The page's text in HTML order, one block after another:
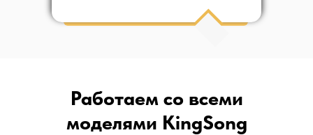
Работаем со всеми
моделями KingSong